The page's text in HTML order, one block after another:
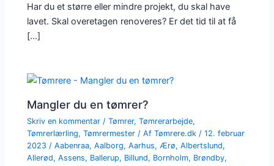
Har du et større eller mindre projekt, du skal have
lavet. Skal overetagen renoveres? Er det tid til at få
[…]
Mangler du en tømrer?
Skriv en kommentar /Tømrer,Tømrerarbejde,
Tømrerlærling,Tømrermester / AfTømrere.dk/12. februar
2023/Aabenraa,Aalborg,Aarhus,Ærø,Albertslund,
Allerød,Assens, Ballerup, Billund, Bornholm, Brøndby,